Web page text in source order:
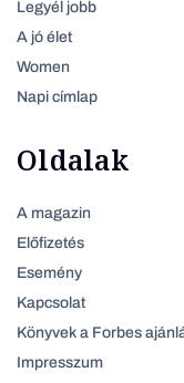
Legyél jobb
A jó élet
Women
Napi címlap
Oldalak
A magazin
Előfizetés
Esemény
Kapcsolat
Könyvek a Forbes
Impresszum